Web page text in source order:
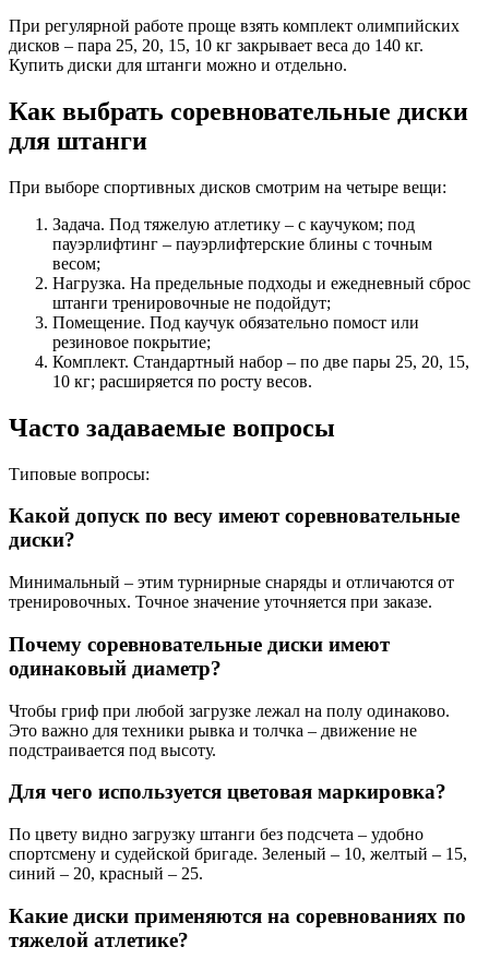
При регулярной работе проще взять комплект олимпийских
дисков – пара 25, 20, 15, 10 кг закрывает веса до 140 кг.
Купить диски для штанги можно и отдельно.
Как выбрать соревновательные диски
для штанги
При выборе спортивных дисков смотрим на четыре вещи:
Задача. Под тяжелую атлетику – с каучуком; под
пауэрлифтинг – пауэрлифтерские блины с точным
весом;
Нагрузка. На предельные подходы и ежедневный сброс
штанги тренировочные не подойдут;
Помещение. Под каучук обязательно помост или
резиновое покрытие;
Комплект. Стандартный набор – по две пары 25, 20, 15,
10 кг; расширяется по росту весов.
Часто задаваемые вопросы
Типовые вопросы:
Какой допуск по весу имеют соревновательные
диски?
Минимальный – этим турнирные снаряды и отличаются от
тренировочных. Точное значение уточняется при заказе.
Почему соревновательные диски имеют
одинаковый диаметр?
Чтобы гриф при любой загрузке лежал на полу одинаково.
Это важно для техники рывка и толчка – движение не
подстраивается под высоту.
Для чего используется цветовая маркировка?
По цвету видно загрузку штанги без подсчета – удобно
спортсмену и судейской бригаде. Зеленый – 10, желтый – 15,
синий – 20, красный – 25.
Какие диски применяются на соревнованиях по
тяжелой атлетике?